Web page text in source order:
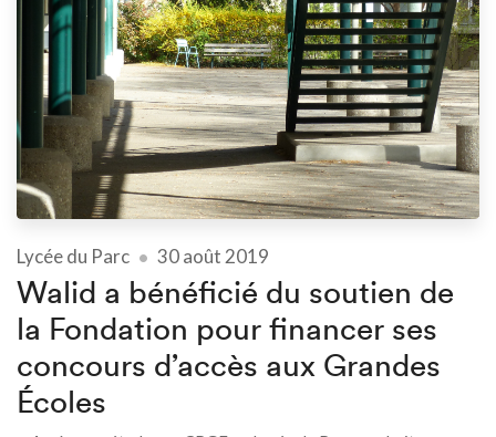
Lycée du Parc 30 août 2019
Walid a bénéficié du soutien de
la Fondation pour financer ses
concours d’accès aux Grandes
Écoles